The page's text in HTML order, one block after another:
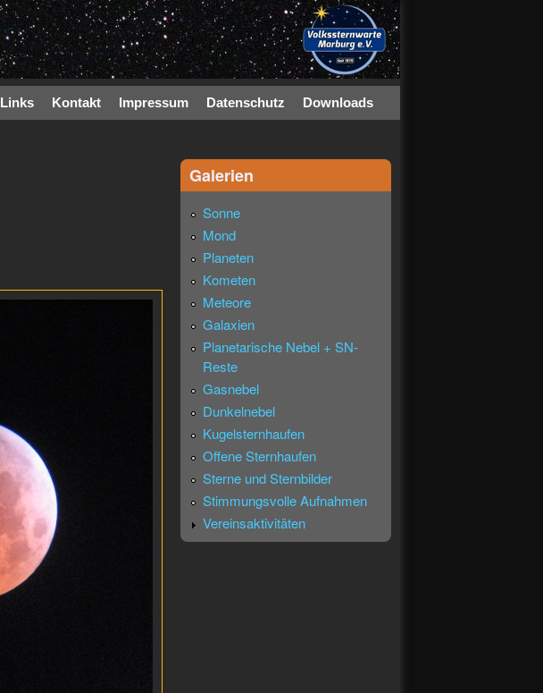
Links Kontakt Impressum Datenschutz Downloads
Galerien
Sonne
Mond
Planeten
Kometen
Meteore
Galaxien
Planetarische Nebel + SN-
Reste
Gasnebel
Dunkelnebel
Kugelsternhaufen
Offene Sternhaufen
Sterne und Sternbilder
Stimmungsvolle Aufnahmen
Vereinsaktivitäten